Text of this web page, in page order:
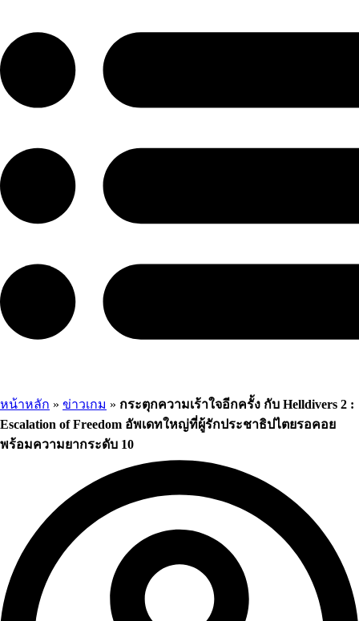
หน้าหลัก » ข่าวเกม » กระตุกความเร้าใจอีกครั้ง กับ Helldivers 2 :
Escalation of Freedom อัพเดทใหญ่ที่ผู้รักประชาธิปไตยรอคอย
พร้อมความยากระดับ 10